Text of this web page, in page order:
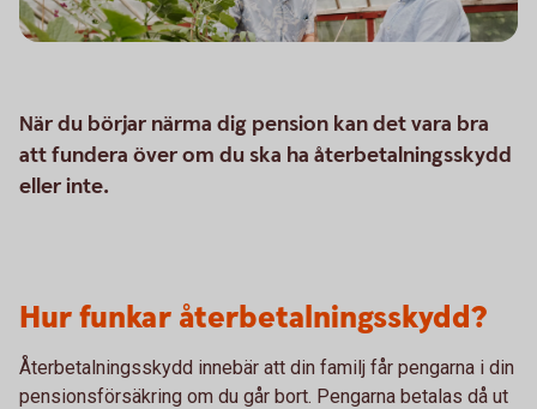
När du börjar närma dig pension kan det vara bra
att fundera över om du ska ha återbetalningsskydd
eller inte.
Hur funkar återbetalningsskydd?
Återbetalningsskydd innebär att din familj får pengarna i din
pensionsförsäkring om du går bort. Pengarna betalas då ut